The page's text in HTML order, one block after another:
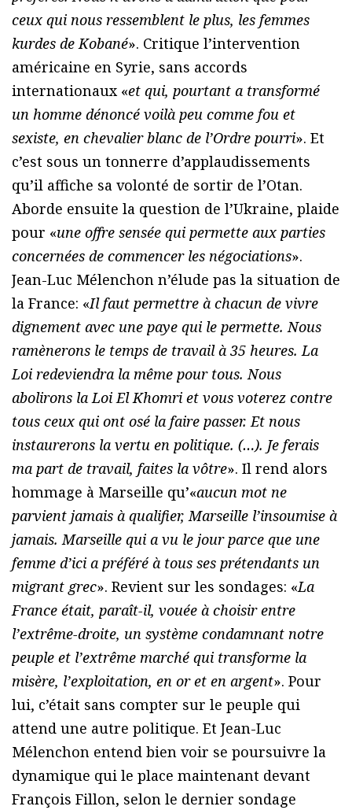
ceux qui nous ressemblent le plus, les femmes
kurdes de Kobané». Critique l’intervention
américaine en Syrie, sans accords
internationaux «et qui, pourtant a transformé
un homme dénoncé voilà peu comme fou et
sexiste, en chevalier blanc de l’Ordre pourri». Et
c’est sous un tonnerre d’applaudissements
qu’il affiche sa volonté de sortir de l’Otan.
Aborde ensuite la question de l’Ukraine, plaide
pour «une offre sensée qui permette aux parties
concernées de commencer les négociations».
Jean-Luc Mélenchon n’élude pas la situation de
la France: «Il faut permettre à chacun de vivre
dignement avec une paye qui le permette. Nous
ramènerons le temps de travail à 35 heures. La
Loi redeviendra la même pour tous. Nous
abolirons la Loi El Khomri et vous voterez contre
tous ceux qui ont osé la faire passer. Et nous
instaurerons la vertu en politique. (…). Je ferais
ma part de travail, faites la vôtre». Il rend alors
hommage à Marseille qu’«aucun mot ne
parvient jamais à qualifier, Marseille l’insoumise à
jamais. Marseille qui a vu le jour parce que une
femme d’ici a préféré à tous ses prétendants un
migrant grec». Revient sur les sondages: «La
France était, paraît-il, vouée à choisir entre
l’extrême-droite, un système condamnant notre
peuple et l’extrême marché qui transforme la
misère, l’exploitation, en or et en argent». Pour
lui, c’était sans compter sur le peuple qui
attend une autre politique. Et Jean-Luc
Mélenchon entend bien voir se poursuivre la
dynamique qui le place maintenant devant
François Fillon, selon le dernier sondage